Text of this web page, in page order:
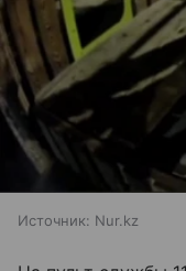
Источник: Nur.kz